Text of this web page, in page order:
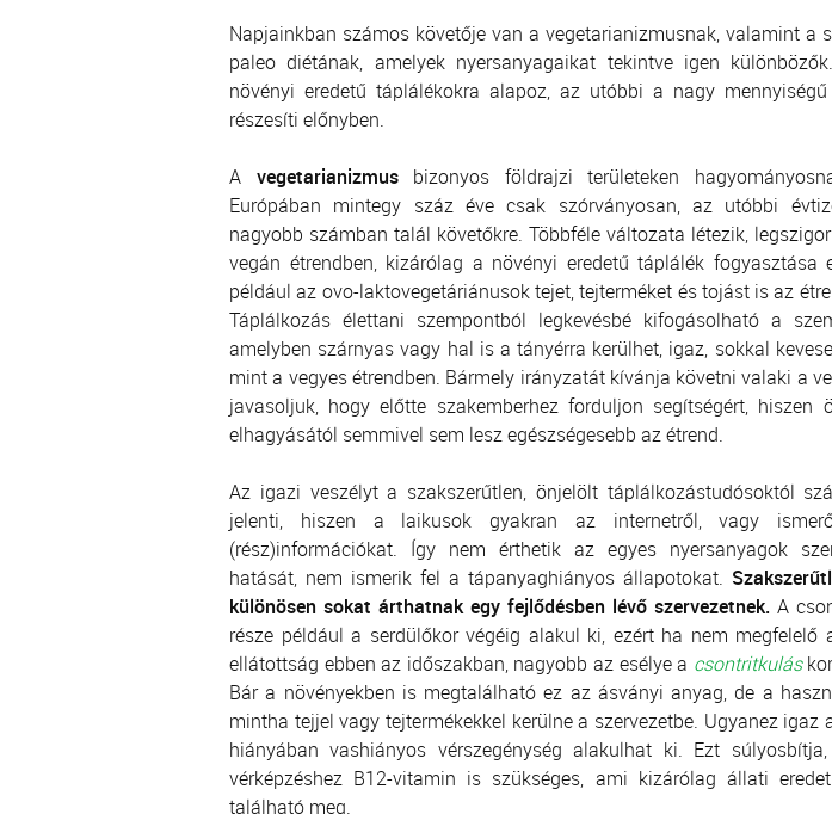
Napjainkban számos követője van a vegetarianizmusnak, valamint a
paleo diétának, amelyek nyersanyagaikat tekintve igen
növényi eredetű táplálékokra alapoz, az utóbbi a nagy
részesíti előnyben.
A vegetarianizmusbizonyos földrajzi területeken
Európában mintegy száz éve csak szórványosan, az utóbbi
nagyobb számban talál követőkre. Többféle változata létezik,
vegán étrendben, kizárólag a növényi eredetű táplálék fogyasztása
például az ovo-laktovegetáriánusok tejet, tejterméket és tojást is az
Táplálkozás élettani szempontból legkevésbé kifogásolható a
amelyben szárnyas vagy hal is a tányérra kerülhet, igaz, sokkal
mint a vegyes étrendben. Bármely irányzatát kívánja követni valaki a
javasoljuk, hogy előtte szakemberhez forduljon segítségért, hiszen
elhagyásától semmivel sem lesz egészségesebb az étrend.
Az igazi veszélyt a szakszerűtlen, önjelölt táplálkozástudósoktól
jelenti, hiszen a laikusok gyakran az internetről, vagy
(rész)információkat. Így nem érthetik az egyes nyersanyagok
hatását, nem ismerik fel a tápanyaghiányos állapotokat.
különösen sokat árthatnak egy fejlődésben lévő szervezetnek. A
része például a serdülőkor végéig alakul ki, ezért ha nem megfelelő
ellátottság ebben az időszakban, nagyobb az esélye a csontritkulás
Bár a növényekben is megtalálható ez az ásványi anyag, de a
mintha tejjel vagy tejtermékekkel kerülne a szervezetbe. Ugyanez igaz
hiányában vashiányos vérszegénység alakulhat ki. Ezt
vérképzéshez B12-vitamin is szükséges, ami kizárólag állati
található meg.